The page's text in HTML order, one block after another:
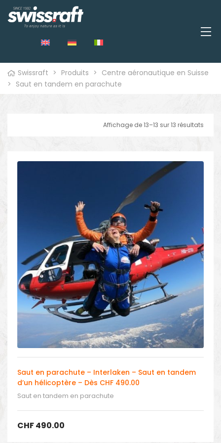
Swissraft > Produits > Centre aéronautique en Suisse
> Saut en tandem en parachute
Affichage de 13–13 sur 13 résultats
Saut en parachute – Interlaken – Saut en tandem
d’un hélicoptère – Dès CHF 490.00
Saut en tandem en parachute
CHF490.00